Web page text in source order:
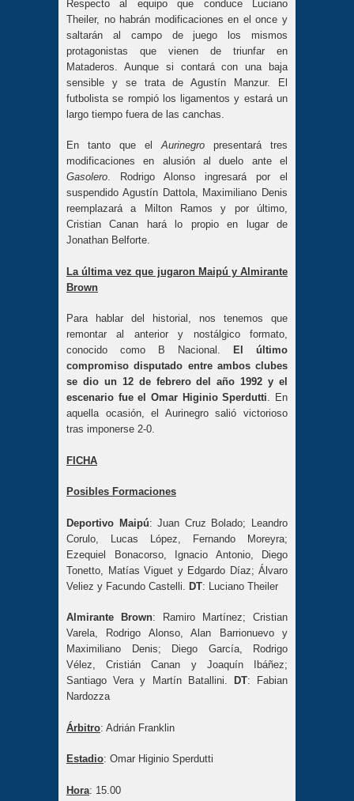
Respecto al equipo que conduce Luciano
Theiler, no habrán modificaciones en el once y
saltarán al campo de juego los mismos
protagonistas que vienen de triunfar en
Mataderos. Aunque si contará con una baja
sensible y se trata de Agustín Manzur. El
futbolista se rompió los ligamentos y estará un
largo tiempo fuera de las canchas.
En tanto que elAurinegro presentará tres
modificaciones en alusión al duelo ante el
Gasolero. Rodrigo Alonso ingresará por el
suspendido Agustín Dattola, Maximiliano Denis
reemplazará a Milton Ramos y por último,
Cristian Canan hará lo propio en lugar de
Jonathan Belforte.
La última vez que jugaron Maipú y Almirante
Brown
Para hablar del historial, nos tenemos que
remontar al anterior y nostálgico formato,
conocido como B Nacional.
El último
compromiso disputado entre ambos clubes
se dio un 12 de febrero del año 1992 y el
escenario fue el Omar Higinio Sperdutti. En
aquella ocasión, el Aurinegro salió victorioso
tras imponerse 2-0.
FICHA
Posibles Formaciones
Deportivo Maipú:Juan Cruz Bolado; Leandro
Corulo, Lucas López, Fernando Moreyra;
Ezequiel Bonacorso, Ignacio Antonio, Diego
Tonetto, Matías Viguet y Edgardo Díaz; Álvaro
Veliez y Facundo Castelli. DT: Luciano Theiler
Almirante Brown:
Ramiro Martínez; Cristian
Varela, Rodrigo Alonso, Alan Barrionuevo y
Maximiliano Denis; Diego García, Rodrigo
Vélez, Cristián Canan y Joaquín Ibáñez;
Santiago Vera y Martín Batallini.
DT:
Fabian
Nardozza
Árbitro: Adrián Franklin
Estadio: Omar Higinio Sperdutti
Hora: 15.00